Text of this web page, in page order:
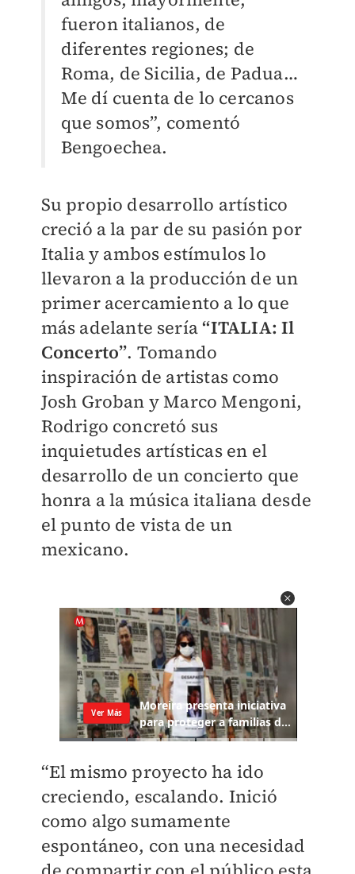
fueron italianos, de
diferentes regiones; de
Roma, de Sicilia, de Padua…
Me dí cuenta de lo cercanos
que somos”, comentó
Bengoechea.
Su propio desarrollo artístico
creció a la par de su pasión por
Italia y ambos estímulos lo
llevaron a la producción de un
primer acercamiento a lo que
más adelante sería“ITALIA: Il
Concerto”. Tomando
inspiración de artistas como
Josh Groban y Marco Mengoni,
Rodrigo concretó sus
inquietudes artísticas en el
desarrollo de un concierto que
honra a la música italiana desde
el punto de vista de un
mexicano.
“El mismo proyecto ha ido
creciendo, escalando. Inició
como algo sumamente
espontáneo, con una necesidad